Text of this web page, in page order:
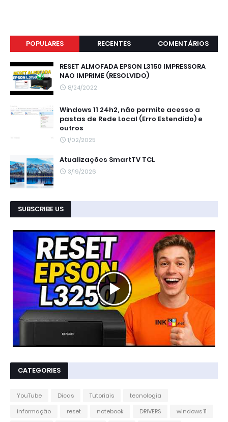
POPULARES RECENTES COMENTÁRIOS
RESET ALMOFADA EPSON L3150 IMPRESSORA
NAO IMPRIME (RESOLVIDO)
8/24/2022
Windows 11 24h2, não permite acesso a
pastas de Rede Local (Erro Estendido) e
outros
1/02/2025
Atualizações SmartTV TCL
3/19/2026
SUBSCRIBE US
CATEGORIES
YouTube Dicas Tutoriais
tecnologia
informação
reset notebook DRIVERS
windows 11